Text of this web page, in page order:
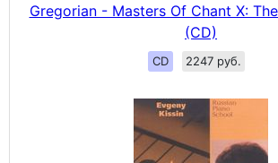
Gregorian - Masters Of Chant X:
(CD)
CD 2247 руб.